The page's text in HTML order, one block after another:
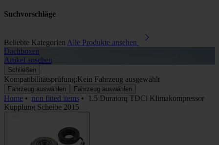
Suchvorschläge
Beliebte Kategorien Alle Produkte ansehen
Dachboxen
Artikel ansehen
Schließen
Kompatibilitätsprüfung:Kein Fahrzeug ausgewählt
Fahrzeug auswählen Fahrzeug auswählen
Home • non fitted items •
1.5 Duratorq TDCi Klimakompressor
Kupplung Scheibe 2015